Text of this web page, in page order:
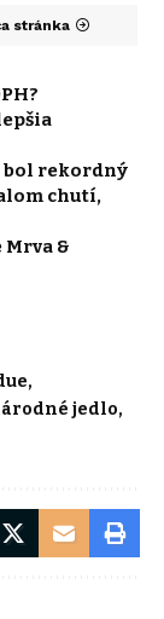
stránka
bol rekordný
chutí,
&
jedlo